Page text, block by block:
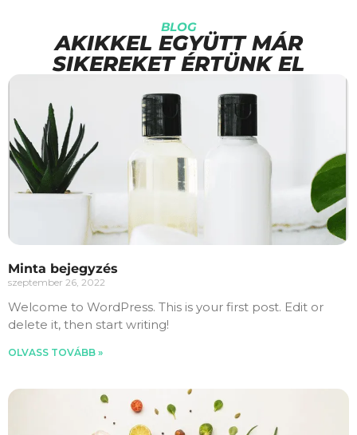
BLOG
AKIKKEL EGYÜTT MÁR
SIKEREKET ÉRTÜNK EL
Minta bejegyzés
szeptember 26, 2022
Welcome to WordPress. This is your first post. Edit or
delete it, then start writing!
OLVASS TOVÁBB »